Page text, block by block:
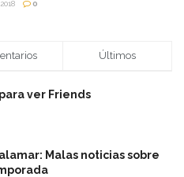
0
Últimos
ver Friends
Malas noticias sobre